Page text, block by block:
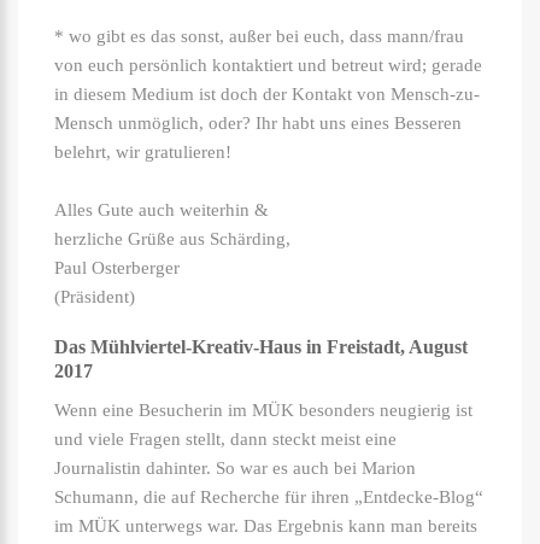
* wo gibt es das sonst, außer bei euch, dass mann/frau
von euch persönlich kontaktiert und betreut wird; gerade
in diesem Medium ist doch der Kontakt von Mensch-zu-
Mensch unmöglich, oder? Ihr habt uns eines Besseren
belehrt, wir gratulieren!
Alles Gute auch weiterhin &
herzliche Grüße aus Schärding,
Paul Osterberger
(Präsident)
Das Mühlviertel-Kreativ-Haus in Freistadt, August
2017
Wenn eine Besucherin im MÜK besonders neugierig ist
und viele Fragen stellt, dann steckt meist eine
Journalistin dahinter. So war es auch bei Marion
Schumann, die auf Recherche für ihren „Entdecke-Blog“
im MÜK unterwegs war. Das Ergebnis kann man bereits